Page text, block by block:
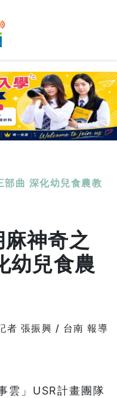
部曲 深化幼兒食農教
神奇之
幼兒食農
者 張振興 / 台南 報導
雲」USR計畫團隊